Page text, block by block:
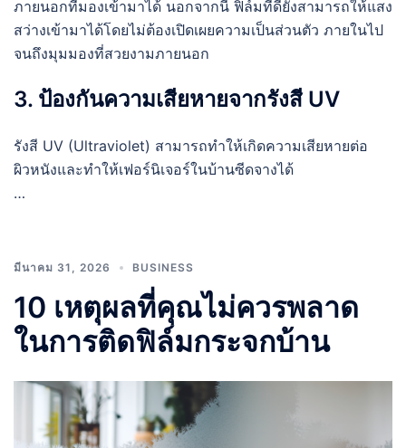
ภายนอกที่มองเข้ามาได้ นอกจากนี้ ฟิล์มที่ดียังสามารถให้แสง
สว่างเข้ามาได้โดยไม่ต้องเปิดเผยความเป็นส่วนตัว ภายในไป
จนถึงมุมมองที่สวยงามภายนอก
3. ป้องกันความเสียหายจากรังสี UV
รังสี UV (Ultraviolet) สามารถทำให้เกิดความเสียหายต่อ
ผิวหนังและทำให้เฟอร์นิเจอร์ในบ้านซีดจางได้
…
มีนาคม 31, 2026 BUSINESS
10 เหตุผลที่คุณไม่ควรพลาด
ในการติดฟิล์มกระจกบ้าน